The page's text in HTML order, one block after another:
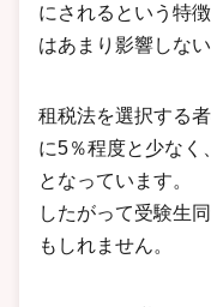
にされるという特
はあまり影響しな
租税法を選択する
に5％程度と少なく
となっています。
したがって受験生
もしれません。